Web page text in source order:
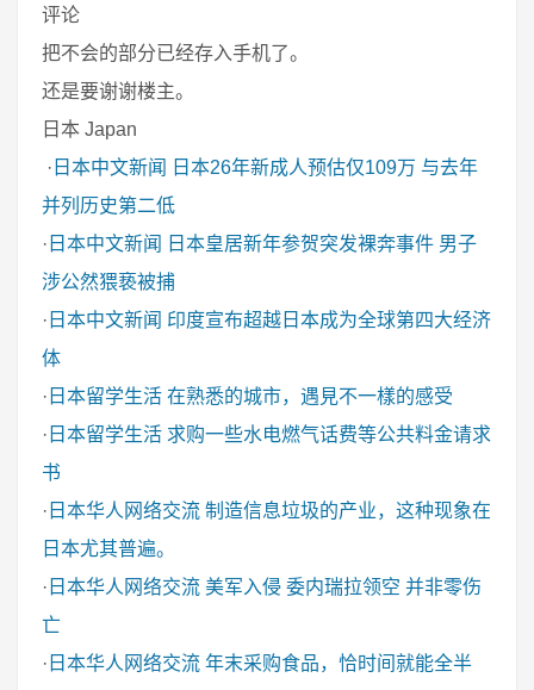
评论
把不会的部分已经存入手机了。
还是要谢谢楼主。
日本 Japan
· 日本中文新闻
日本26年新成人预估仅109万 与去年
并列历史第二低
· 日本中文新闻
日本皇居新年参贺突发裸奔事件 男子
涉公然猥亵被捕
· 日本中文新闻 印度宣布超越日本成为全球第四大经济
体
· 日本留学生活 在熟悉的城市，遇見不一樣的感受
· 日本留学生活 求购一些水电燃气话费等公共料金请求
书
· 日本华人网络交流 制造信息垃圾的产业，这种现象在
日本尤其普遍。
· 日本华人网络交流 美军入侵 委内瑞拉领空 并非零伤
亡
· 日本华人网络交流 年末采购食品，恰时间就能全半